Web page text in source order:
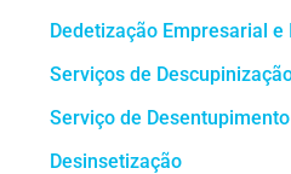
Dedetização Empresarial e
Serviços de
Serviço de Desentupimento
Desinsetização